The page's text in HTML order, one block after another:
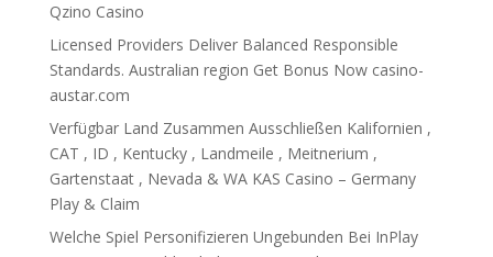
Qzino Casino
Licensed Providers Deliver Balanced Responsible
Standards. Australian region Get Bonus Now casino-
austar.com
Verfügbar Land Zusammen Ausschließen Kalifornien ,
CAT , ID , Kentucky , Landmeile , Meitnerium ,
Gartenstaat , Nevada & WA KAS Casino – Germany
Play & Claim
Welche Spiel Personifizieren Ungebunden Bei InPlay